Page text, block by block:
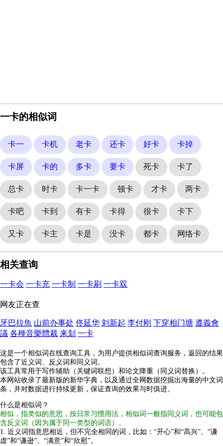
一卡的相似词
卡一 卡机 老卡 还卡 好卡 卡掉
卡屏 卡的 多卡 要卡 死卡 卡了
总卡 时卡 卡一卡 顿卡 才卡 两卡
卡吧 卡到 有卡 卡得 很卡 卡下
又卡 卡主 卡是 没卡 都卡 网络卡
相关查询
一卡会 一卡充 一卡制 一卡刷 一卡双
网友正在查
牙巴拉魚 山前办事处 佟延华 刘新起 李付刚 下穿相门塘 遵義會
議 各種音樂體裁 来划 一卡
这是一个相似词在线查询工具，为用户提供相似词查询服务，返回的结果
包含了近义词、反义词和同义词。
该工具常用于写作辅助（关键词联想）和论文降重（同义词替换）。
本网站收录了最新版的新华字典，以及通过全网数据挖掘出海量的中文词
条，并对数据进行持续更新，保证查询的效果与时俱进。
什么是相似词？
相似，指类似的意思，按日常习惯用法，相似词一般指同义词，也可能包
含反义词（因为属于同一类型的词语）。
1. 近义词指意思相近，但不完全相同的词，比如：“开心”和“高兴”、“谦
虚”和“谦逊”、“满意”和“欣慰”。